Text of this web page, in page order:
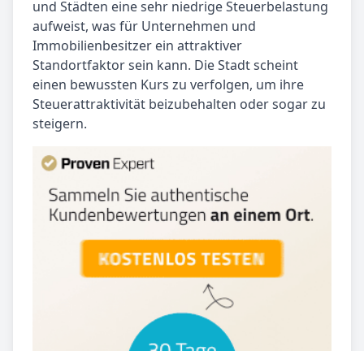
und Städten eine sehr niedrige Steuerbelastung
aufweist, was für Unternehmen und
Immobilienbesitzer ein attraktiver
Standortfaktor sein kann. Die Stadt scheint
einen bewussten Kurs zu verfolgen, um ihre
Steuerattraktivität beizubehalten oder sogar zu
steigern.